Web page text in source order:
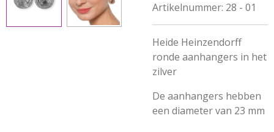
Artikelnummer: 28 - 01
Heide Heinzendorff
ronde aanhangers in het
zilver
De aanhangers hebben
een diameter van 23 mm